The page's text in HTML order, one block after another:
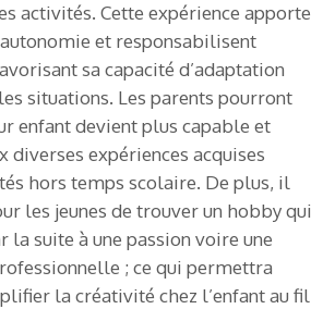
activités. Cette expérience apporte
et responsabilisent
sa capacité d’adaptation
situations. Les parents pourront
enfant devient plus capable et
diverses expériences acquises
hors temps scolaire. De plus, il
les jeunes de trouver un hobby qui
la suite à une passion voire une
; ce qui permettra
la créativité chez l’enfant au fil